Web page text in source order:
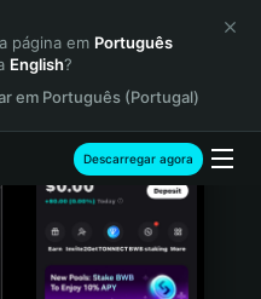
página em Português
English?
em Português (Portugal)
Descarregar agora